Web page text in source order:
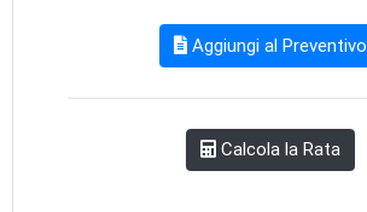
Aggiungi al Preventivo
Calcola la Rata